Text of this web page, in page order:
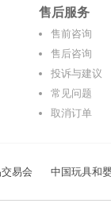
售后服务
售前咨询
售后咨询
投诉与建议
常见问题
取消订单
易会 中国玩具和